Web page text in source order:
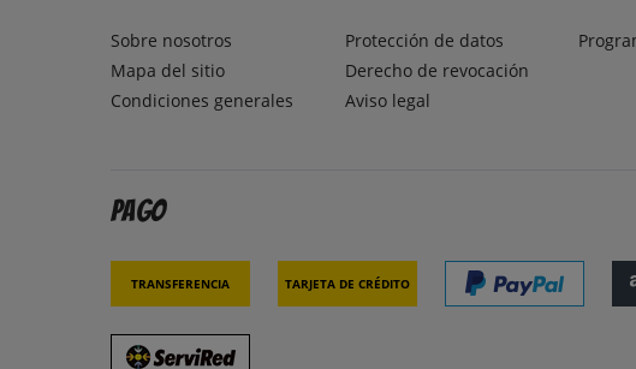
Sobre nosotros
Mapa del sitio
Condiciones generales
Protección de datos
Derecho de revocación
Aviso legal
Pago
Transferencia Tarjeta de crédito